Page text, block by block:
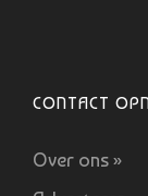
CONTACT
Over ons »